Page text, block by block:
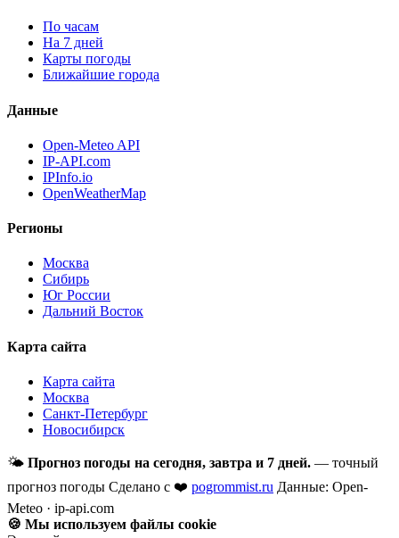
По часам
На 7 дней
Карты погоды
Ближайшие города
Данные
Open-Meteo API
IP-API.com
IPInfo.io
OpenWeatherMap
Регионы
Москва
Сибирь
Юг России
Дальний Восток
Карта сайта
Карта сайта
Москва
Санкт-Петербург
Новосибирск
🌤 Прогноз погоды на сегодня, завтра и 7 дней. — точный
прогноз погоды Сделано с ❤️ pogrommist.ru Данные: Open-
Meteo · ip-api.com
🍪 Мы используем файлы cookie